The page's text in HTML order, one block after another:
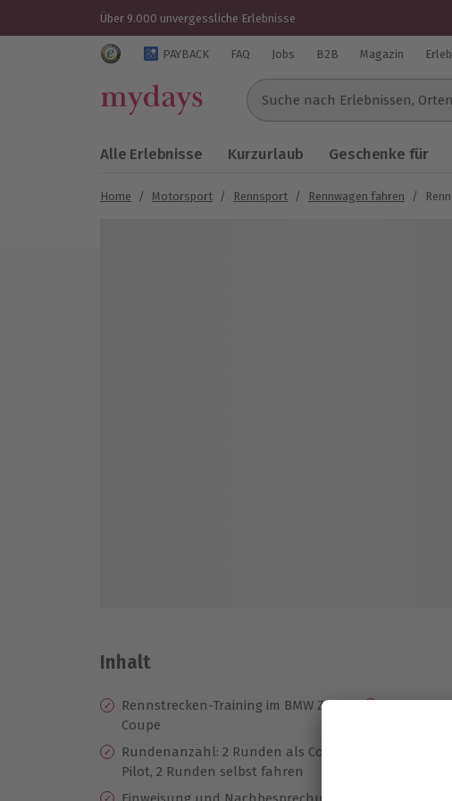
Über 9.000 unvergessliche Erlebnisse
Trustedshops Bewertungen für mydays.de
PAYBACK FAQ Jobs B2B Magazin
Suche nach Erlebnissen...
Alle Erlebnisse Kurzurlaub Geschenke für
Home / Motorsport / Rennsport / Rennwagen fahren /
Inhalt
Rennstrecken-Training im BMW Z3 M
Coupe
Rundenanzahl: 2 Runden als Co-
Pilot, 2 Runden selbst fahren
Zeit für